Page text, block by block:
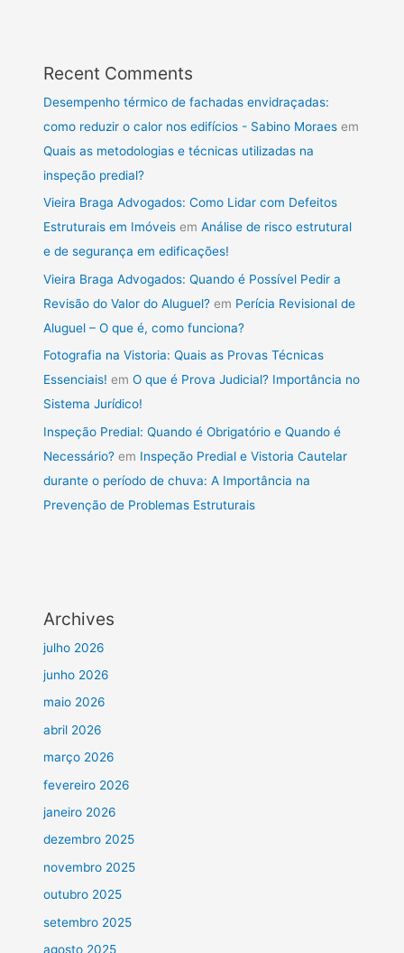
Recent Comments
Desempenho térmico de fachadas envidraçadas:
como reduzir o calor nos edifícios - Sabino Moraes em
Quais as metodologias e técnicas utilizadas na
inspeção predial?
Vieira Braga Advogados: Como Lidar com Defeitos
Estruturais em Imóveis emAnálise de risco estrutural
e de segurança em edificações!
Vieira Braga Advogados: Quando é Possível Pedir a
Revisão do Valor do Aluguel? em Perícia Revisional de
Aluguel – O que é, como funciona?
Fotografia na Vistoria: Quais as Provas Técnicas
Essenciais! emO que é Prova Judicial? Importância no
Sistema Jurídico!
Inspeção Predial: Quando é Obrigatório e Quando é
Necessário? em Inspeção Predial e Vistoria Cautelar
durante o período de chuva: A Importância na
Prevenção de Problemas Estruturais
Archives
julho 2026
junho 2026
maio 2026
abril 2026
março 2026
fevereiro 2026
janeiro 2026
dezembro 2025
novembro 2025
outubro 2025
setembro 2025
agosto 2025